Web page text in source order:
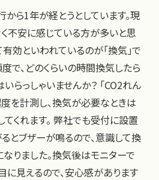
ら1年が経とうとしています。現
不安に感じている方が多いと思
効といわれているのが「換気」で
度で、どのくらいの時間換気したら
らっしゃいませんか？ 「CO2れん
を計測し、換気が必要なときは
くれます。 弊社でも受付に設置
とブザーが鳴るので、意識して換
りました。換気後はモニターで
見えるので、安心感があります